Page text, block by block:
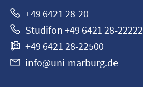
+49 6421 28-20
Studifon +49 6421 28-22222
+49 6421 28-22500
info@uni-marburg.de